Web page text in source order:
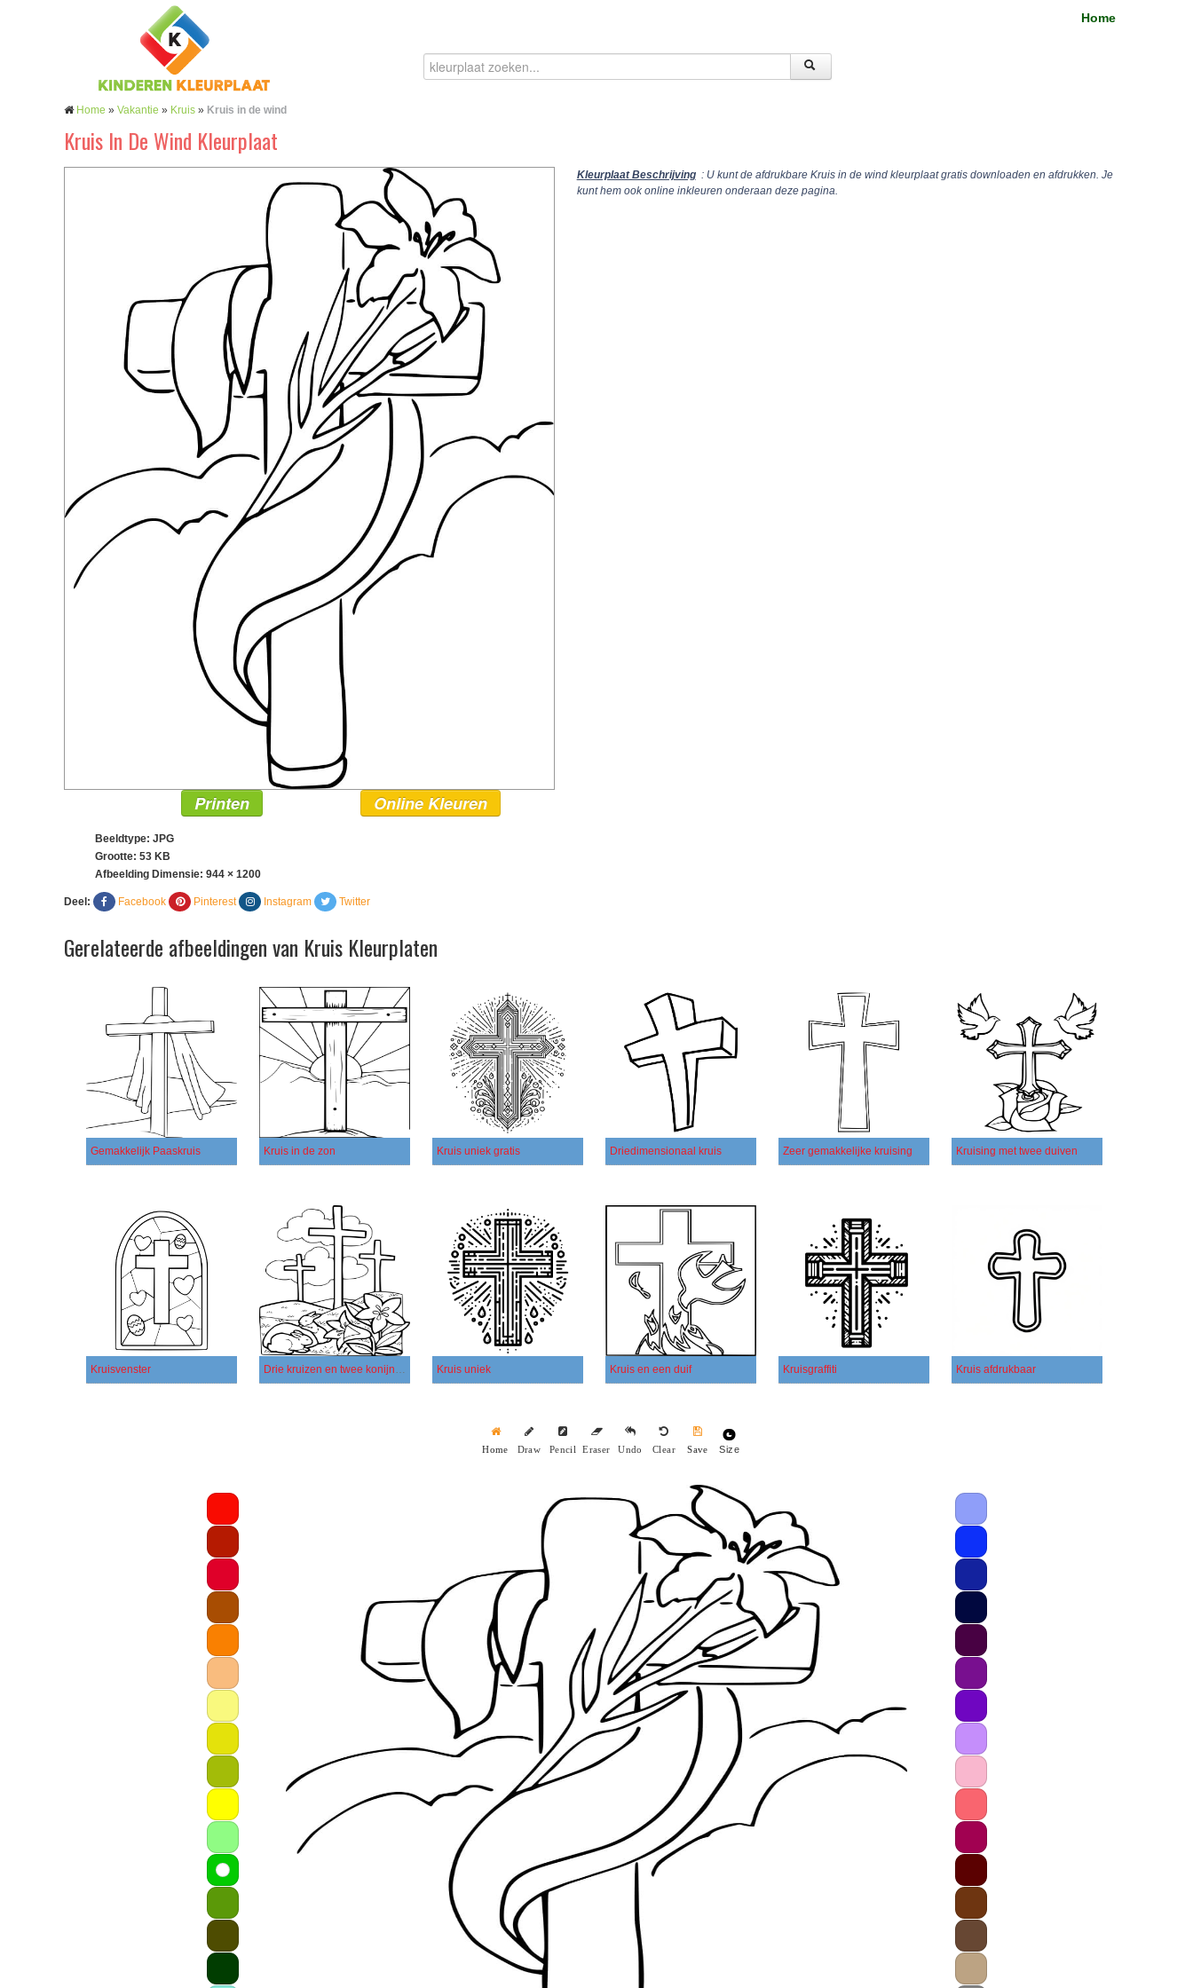
Home
Home » Vakantie » Kruis » Kruis in de wind
Kruis In De Wind Kleurplaat
Kleurplaat Beschrijving : U kunt de afdrukbare Kruis in de wind kleurplaat gratis downloaden en afdrukken. Je
kunt hem ook online inkleuren onderaan deze pagina.
Printen Online Kleuren
Beeldtype: JPG
Grootte: 53 KB
Afbeelding Dimensie: 944 × 1200
Deel: Facebook Pinterest Instagram Twitter
Gerelateerde afbeeldingen van Kruis Kleurplaten
Gemakkelijk Paaskruis Kruis in de zon Kruis uniek gratis Driedimensionaal kruis Zeer gemakkelijke kruising Kruising met twee duiven
Kruisvenster Drie kruizen en twee konijnen Kruis uniek Kruis en een duif Kruisgraffiti Kruis afdrukbaar
Home Draw Pencil Eraser Undo Clear Save Size